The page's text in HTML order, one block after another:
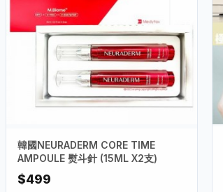
韓國NEURADERM CORE TIME
AMPOULE 熨斗針 (15ML X2支)
$499